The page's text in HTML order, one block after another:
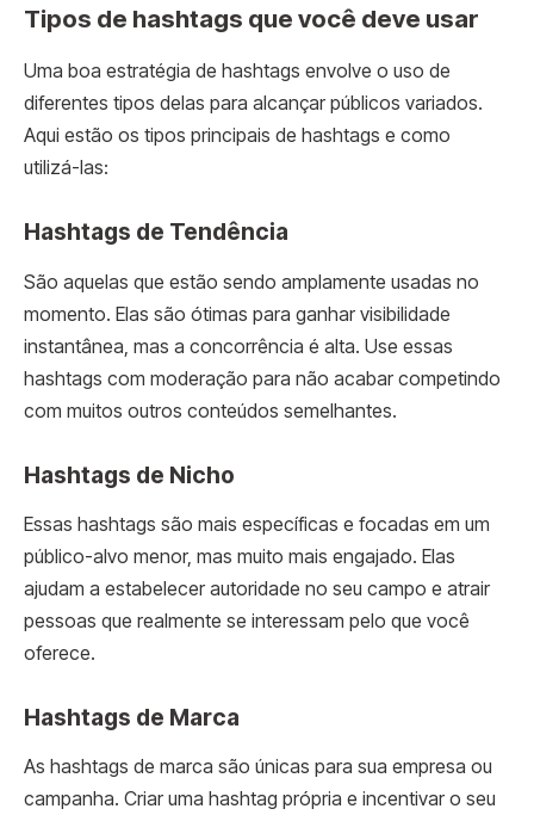
Tipos de hashtags que você deve usar
Uma boa estratégia de hashtags envolve o uso de
diferentes tipos delas para alcançar públicos variados.
Aqui estão os tipos principais de hashtags e como
utilizá-las:
Hashtags de Tendência
São aquelas que estão sendo amplamente usadas no
momento. Elas são ótimas para ganhar visibilidade
instantânea, mas a concorrência é alta. Use essas
hashtags com moderação para não acabar competindo
com muitos outros conteúdos semelhantes.
Hashtags de Nicho
Essas hashtags são mais específicas e focadas em um
público-alvo menor, mas muito mais engajado. Elas
ajudam a estabelecer autoridade no seu campo e atrair
pessoas que realmente se interessam pelo que você
oferece.
Hashtags de Marca
As hashtags de marca são únicas para sua empresa ou
campanha. Criar uma hashtag própria e incentivar o seu